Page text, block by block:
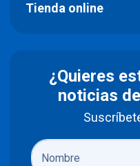
Tienda online
¿Quieres
noticias